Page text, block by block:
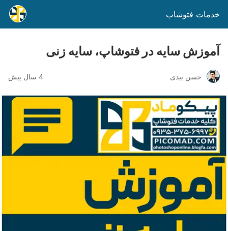
خدمات فتوشاپ
آموزش سایه در فتوشاپ، سایه زنی
حسن بیدی 4 سال پیش